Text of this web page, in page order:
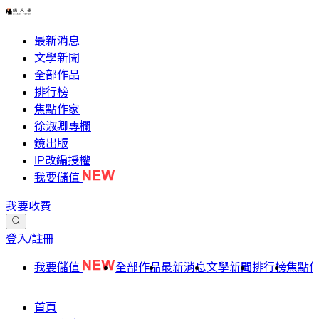
最新消息
文學新聞
全部作品
排行榜
焦點作家
徐淑卿專欄
鏡出版
IP改編授權
我要儲值
我要收費
登入/註冊
我要儲值 全部作品最新消息文學新聞排行榜焦點
首頁